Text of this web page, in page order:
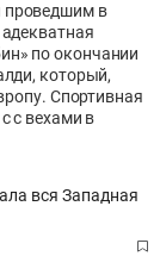
проведшим в
по окончании
который,
Спортивная
с вехами в